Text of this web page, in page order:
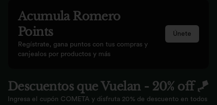
Acumula Romero
Points
Regístrate, gana puntos con tus compras y
canjealos por productos y más
Únete
Descuentos que Vuelan - 20% off 🪁
Ingresa el cupón COMETA y disfruta 20% de descuento en todos